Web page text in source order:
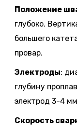
Положение
глубоко.
большего
провар.
Электроды:
глубину
электрод 3-4
Скорость